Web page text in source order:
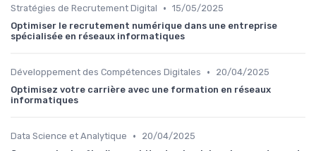
Stratégies de Recrutement Digital • 15/05/2025
Optimiser le recrutement numérique dans une entreprise
spécialisée en réseaux informatiques
Développement des Compétences Digitales •
20/04/2025
Optimisez votre carrière avec une formation en réseaux
informatiques
Data Science et Analytique •
20/04/2025